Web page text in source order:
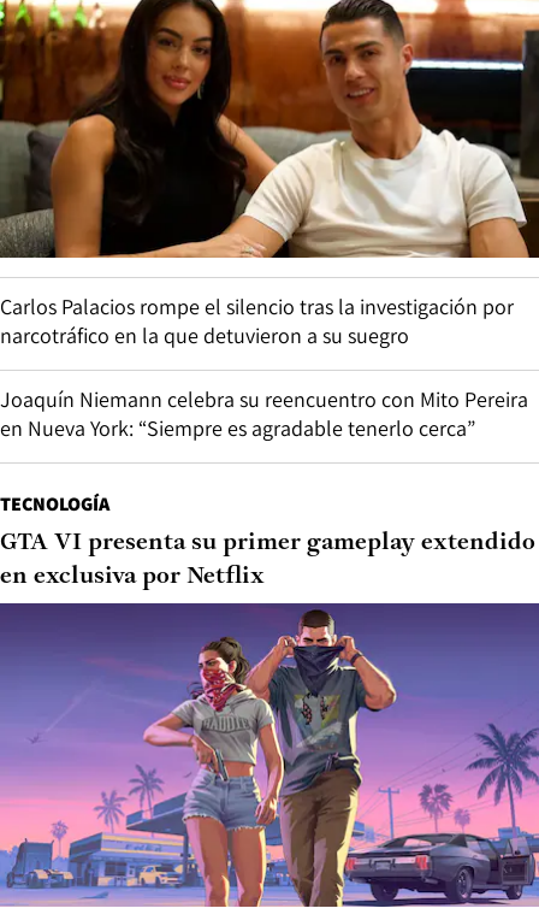
Carlos Palacios rompe el silencio tras la investigación por
narcotráfico en la que detuvieron a su suegro
Joaquín Niemann celebra su reencuentro con Mito Pereira
en Nueva York: “Siempre es agradable tenerlo cerca”
TECNOLOGÍA
GTA VI presenta su primer gameplay extendido
en exclusiva por Netflix